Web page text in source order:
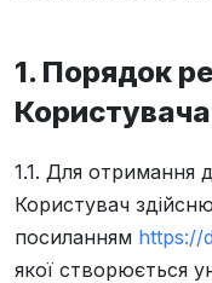
1. Порядок
1.1. Для отримання
Користувач
посиланням https://
якої створюється